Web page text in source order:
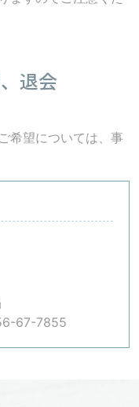
退会
希望については、事
67-7855